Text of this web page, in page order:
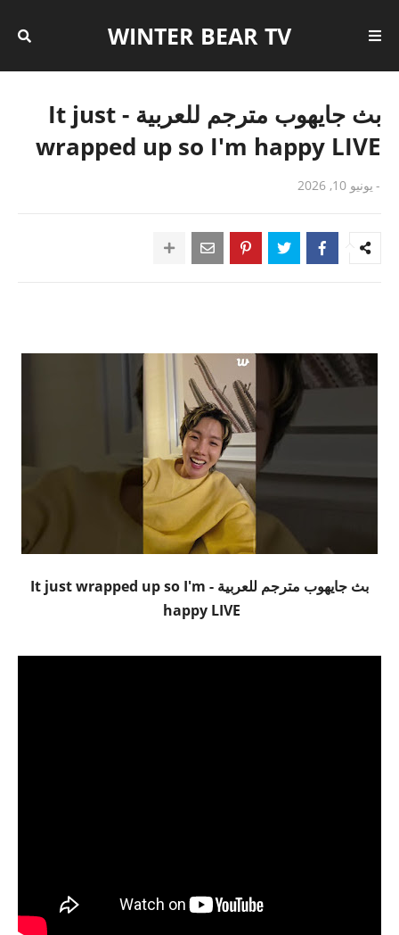
WINTER BEAR TV
بث جايهوب مترجم للعربية - It just
wrapped up so I'm happy LIVE
- يونيو 10, 2026
بث جايهوب مترجم للعربية - It just wrapped up so I'm
happy LIVE